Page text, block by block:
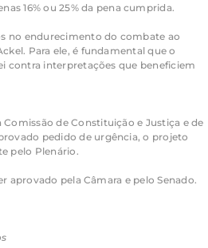
16% ou 25% da pena cumprida.
no endurecimento do combate ao
Para ele, é fundamental que o
contra interpretações que beneficiem
de Constituição e Justiça e de
pedido de urgência, o projeto
pelo Plenário.
aprovado pela Câmara e pelo Senado.